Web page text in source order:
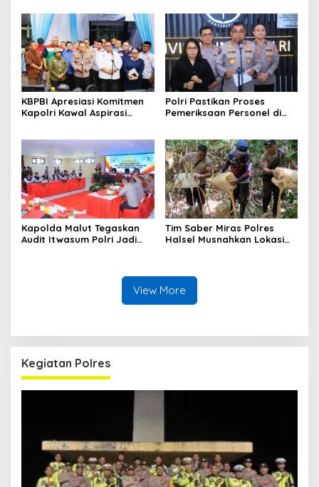
KBPBI Apresiasi Komitmen
Kapolri Kawal Aspirasi
Polri Pastikan Proses
Pemeriksaan Personel di
Transparan
Kapolda Malut Tegaskan
Audit Itwasum Polri Jadi
Tim Saber Miras Polres
Halsel Musnahkan Lokasi
View More
Kegiatan Polres